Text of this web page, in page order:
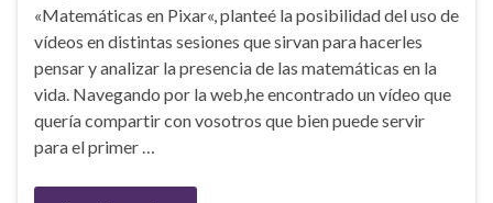
«Matemáticas en Pixar«, planteé la posibilidad del uso de
vídeos en distintas sesiones que sirvan para hacerles
pensar y analizar la presencia de las matemáticas en la
vida. Navegando por la web,he encontrado un vídeo que
quería compartir con vosotros que bien puede servir
para el primer …